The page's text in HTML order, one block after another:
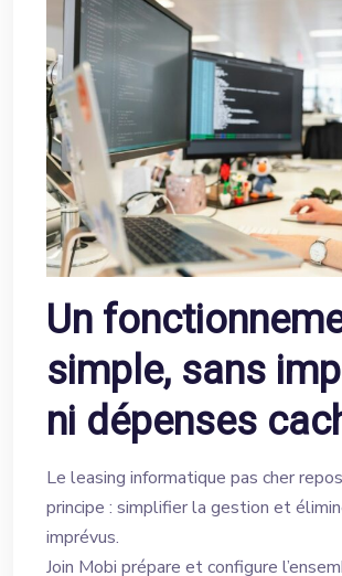
Un
simple, sans
ni dépenses
Le leasing informatique pas cher
principe : simplifier la gestion et
imprévus.
Join Mobi prépare et configure